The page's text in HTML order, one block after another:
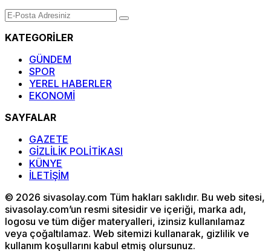
KATEGORİLER
GÜNDEM
SPOR
YEREL HABERLER
EKONOMİ
SAYFALAR
GAZETE
GİZLİLİK POLİTİKASI
KÜNYE
İLETİŞİM
© 2026 sivasolay.com Tüm hakları saklıdır. Bu web sitesi,
sivasolay.com’un resmi sitesidir ve içeriği, marka adı,
logosu ve tüm diğer materyalleri, izinsiz kullanılamaz
veya çoğaltılamaz. Web sitemizi kullanarak, gizlilik ve
kullanım koşullarını kabul etmiş olursunuz.